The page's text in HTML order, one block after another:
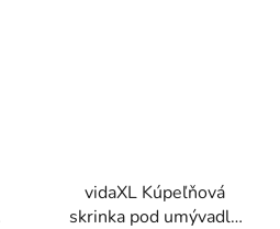
vidaXL Kúpeľňová
skrinka pod umývadlo